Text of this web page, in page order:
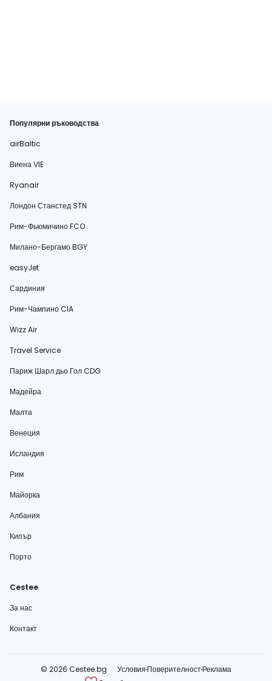
Популярни ръководства
airBaltic
Виена VIE
Ryanair
Лондон Станстед STN
Рим-Фьюмичино FCO
Милано-Бергамо BGY
easyJet
Сардиния
Рим-Чампино CIA
Wizz Air
Travel Service
Париж Шарл дьо Гол CDG
Мадейра
Малта
Венеция
Исландия
Рим
Майорка
Албания
Кипър
Порто
Cestee
За нас
Контакт
© 2026 Cestee.bg Условия ПоверителностРеклама